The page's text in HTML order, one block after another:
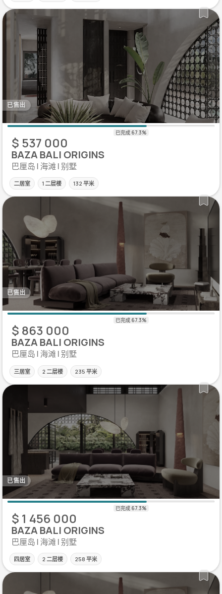
已售出
$ 537 000
BAZA BALI ORIGINS
巴厘岛 | 海滩 | 别墅
二居室 1 二层楼 132 平米
已售出
$ 863 000
BAZA BALI ORIGINS
巴厘岛 | 海滩 | 别墅
三居室 2 二层楼 235 平米
已售出
$ 1 456 000
BAZA BALI ORIGINS
巴厘岛 | 海滩 | 别墅
四居室 2 二层楼 258 平米